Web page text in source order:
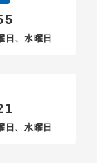
、水曜日
、水曜日